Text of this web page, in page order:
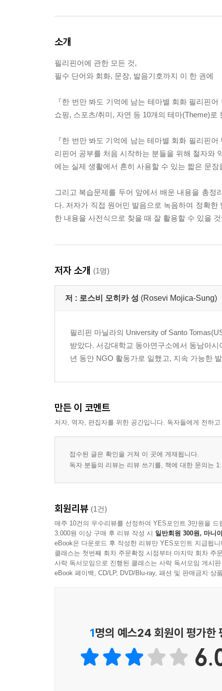
소개
필리핀어에 관한 모든 것,
필수 단어와 회화, 문장, 발음기호까지 이 한 권에
『한 번만 봐도 기억에 남는 테마별 회화 필리핀
쇼핑, 스포츠/취미, 자연 등 10개의 테마(Theme)
『한 번만 봐도 기억에 남는 테마별 회화 필리핀
리핀어 공부를 처음 시작하는 분들을 위해 철자와
에는 실제 생활에서 흔히 사용할 수 있는 짧은 문
그리고 복습문제를 두어 앞에서 배운 내용을 총
다. 저자가 직접 원어민 발음으로 녹음하여 정확
한 내용을 사전식으로 찾을 때 잘 활용할 수 있을
저자 소개 (1명)
저 : 로스비 모히카 성 (Rosevi Mojica-Sung)
필리핀 마닐라의 University of Santo
받았다. 서강대학교 동아연구소에서 동남아
년 동안 NGO 활동가로 일했고, 지속 가능한
만든 이 코멘트
저자, 역자, 편집자를 위한 공간입니다. 독자들에게 전하
접수된 글은 확인을 거쳐 이 곳에 게재됩니다.
독자 분들의 리뷰는 리뷰 쓰기를, 책에 대한 문의는
회원리뷰 (1건)
매주 10건의 우수리뷰를 선정하여 YES포인트 3만원을 드
3,000원 이상 구매 후 리뷰 작성 시 일반회원 300원, 마니
eBook은 다운로드 후 작성한 리뷰만 YES포인트 지급됩니
클래스는 첫번째 회차 주문확정 시점부터 마지막 회차 주
사락 독서모임으로 진행된 클래스는 사락 독서모임 게시
eBook 페이백, CD/LP, DVD/Blu-ray, 패션 및 판매금지 상
1명의 예스24 회원이 평가한